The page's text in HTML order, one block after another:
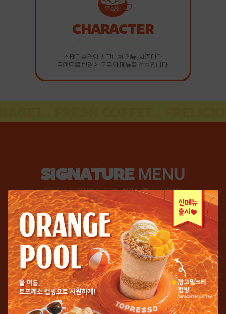
특성화
CHARACTER
스테디셀러와 시그니처 메뉴, 시즌마다
트랜드를 반영한 음료와 메뉴를 선보입니다.
SIGNATUREMENU
토프레소가 자신있는 시그니처 메뉴를 소개합니다.
SIGNATURE